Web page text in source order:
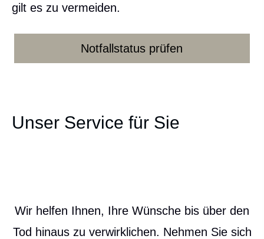
gilt es zu vermeiden.
Notfallstatus prüfen
Unser Service für Sie
Wir helfen Ihnen, Ihre Wünsche bis über den
Tod hinaus zu verwirklichen. Nehmen Sie sich